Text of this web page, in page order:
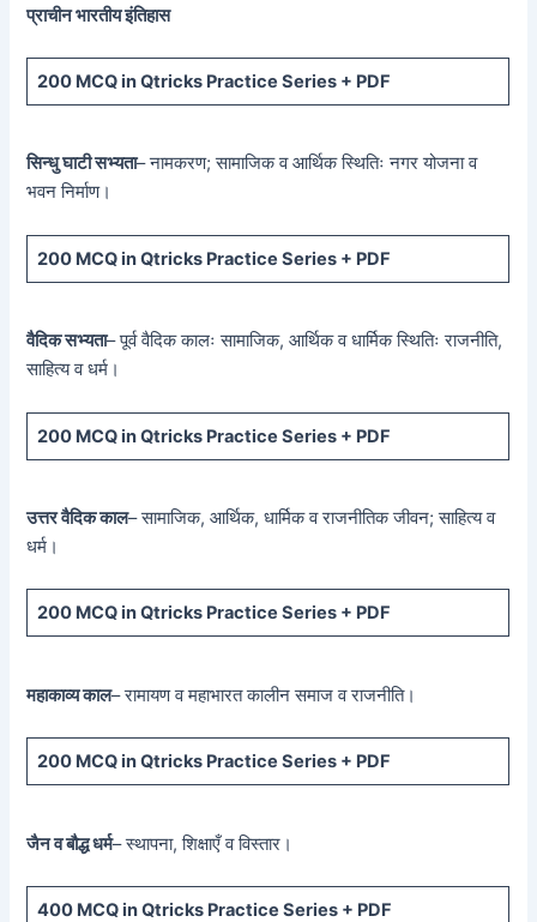
प्राचीन भारतीय इंतिहास
200 MCQin Qtricks Practice Series + PDF
सिन्धु घाटी सभ्यता– नामकरण; सामाजिक व आर्थिक स्थितिः नगर योजना व
भवन निर्माण।
200 MCQin Qtricks Practice Series + PDF
वैदिक सभ्यता– पूर्व वैदिक कालः सामाजिक, आर्थिक व धार्मिक स्थितिः राजनीति,
साहित्य व धर्म।
200 MCQin Qtricks Practice Series + PDF
उत्तर वैदिक काल– सामाजिक, आर्थिक, धार्मिक व राजनीतिक जीवन; साहित्य व
धर्म।
200 MCQin Qtricks Practice Series + PDF
महाकाव्य काल– रामायण व महाभारत कालीन समाज व राजनीति।
200 MCQin Qtricks Practice Series + PDF
जैन व बौद्ध धर्म– स्थापना, शिक्षाएँ व विस्तार।
400 MCQin Qtricks Practice Series + PDF